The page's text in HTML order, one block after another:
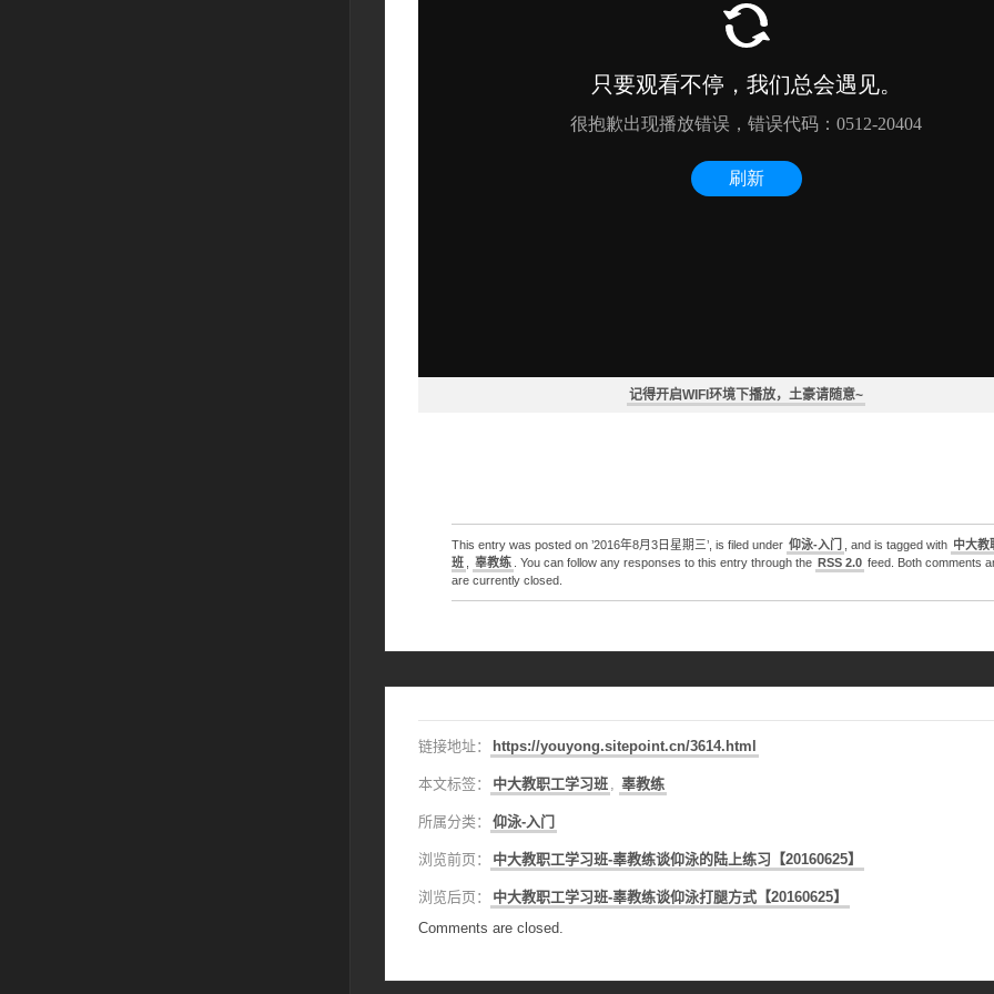
记得开启WIFI环境下播放，土豪请随意~
This entry was posted on ’2016年8月3日星期三’, is filed under 仰泳-入门 , and is tagged with 中大教
班
辜教练 . You can follow any responses to this entry through the RSS 2.0 feed. Both comments
are currently closed.
链接地址： https://youyong.sitepoint.cn/3614.html
本文标签： 中大教职工学习班 , 辜教练
所属分类： 仰泳-入门
浏览前页： 中大教职工学习班-辜教练谈仰泳的陆上练习【20160625】
浏览后页：
中大教职工学习班-辜教练谈仰泳打腿方式【20160625】
Comments are closed.